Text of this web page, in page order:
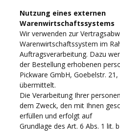
Nutzung eines externen
Warenwirtschaftssystems
Wir verwenden zur
Warenwirtschaftssystem im
Auftragsverarbeitung. Dazu
der Bestellung erhobenen
Pickware GmbH, Goebelstr.
übermittelt.
Die Verarbeitung Ihrer
dem Zweck, den mit Ihnen
erfüllen und erfolgt auf
Grundlage des Art. 6 Abs. 1 lit. b